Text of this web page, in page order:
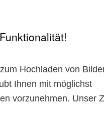
Hochladen von
Ihnen mit möglichst
vorzunehmen. Unser